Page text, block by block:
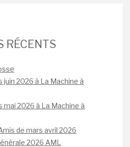
RÉCENTS
2026 à La Machine à
2026 à La Machine à
de mars avril 2026
2026 AML